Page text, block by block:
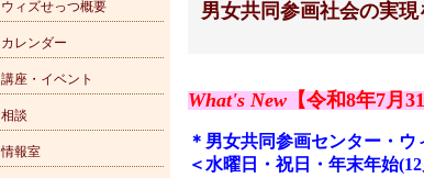
ウィズせっつ概要
カレンダー
講座・イベント
相談
情報室
男女共同参画社会の実
What's New 【令和8年7月31
＊男女共同参画センター・ウ
＜水曜日・祝日・年末年始